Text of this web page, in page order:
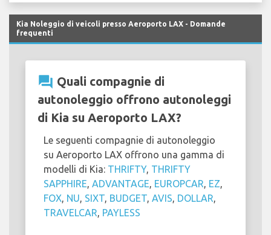
Kia Noleggio di veicoli presso Aeroporto LAX - Domande
frequenti
question_answer Quali compagnie di
autonoleggio offrono autonoleggi
di Kia su Aeroporto LAX?
Le seguenti compagnie di autonoleggio
su Aeroporto LAX offrono una gamma di
modelli di Kia: THRIFTY, THRIFTY
SAPPHIRE ADVANTAGE EUROPCAR EZ
FOX NU SIXT BUDGET AVIS DOLLAR
TRAVELCAR PAYLESS